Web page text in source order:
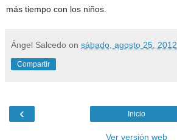
más tiempo con los niños.
Ángel Salcedo on sábado, agosto 25, 2012
Compartir
‹ Inicio
Ver versión web